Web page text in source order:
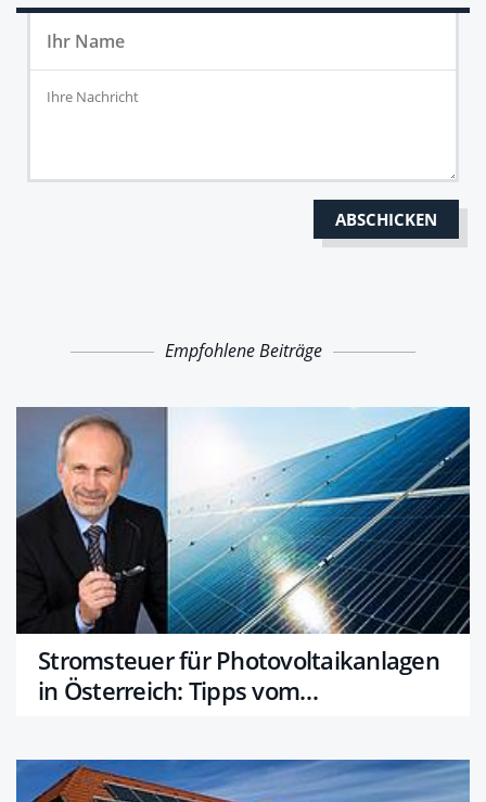
Empfohlene Beiträge
Stromsteuer für Photovoltaikanlagen
in Österreich: Tipps vom